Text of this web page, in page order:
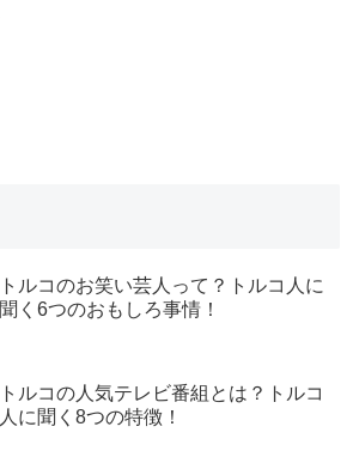
トルコのお笑い芸人って？トルコ人に
聞く6つのおもしろ事情！
トルコの人気テレビ番組とは？トルコ
人に聞く8つの特徴！